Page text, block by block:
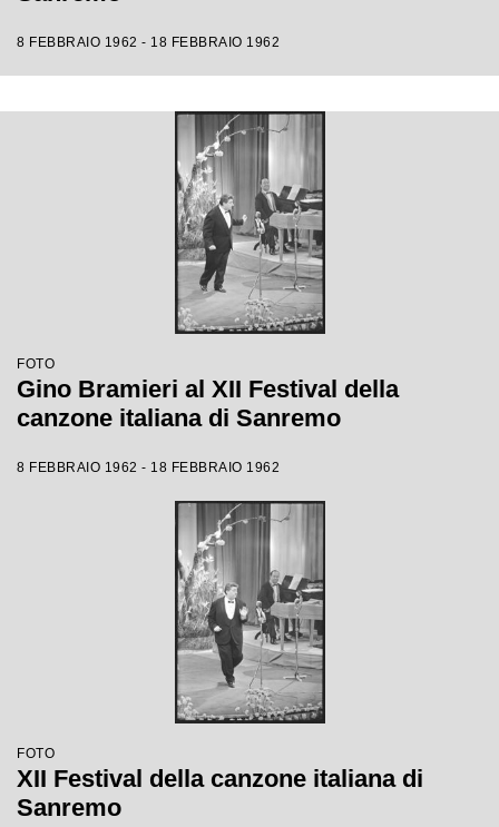
8 FEBBRAIO 1962 - 18 FEBBRAIO 1962
FOTO
Gino Bramieri al XII Festival della
canzone italiana di Sanremo
8 FEBBRAIO 1962 - 18 FEBBRAIO 1962
FOTO
XII Festival della canzone italiana di
Sanremo